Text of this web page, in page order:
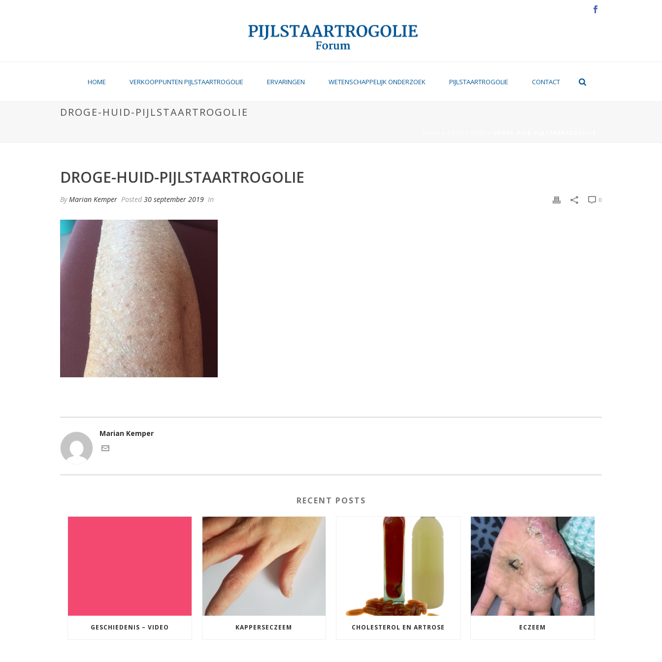
HOME VERKOOPPUNTEN PIJLSTAARTROGOLIE ERVARINGEN WETENSCHAPPELIJK ONDERZOEK PIJLSTAARTROGOLIE CONTACT
DROGE-HUID-PIJLSTAARTROGOLIE
DROGE-HUID-PIJLSTAARTROGOLIE
ByMarian Kemper Posted 30 september 2019 In 0
Marian Kemper
RECENT POSTS
GESCHIEDENIS – VIDEO KAPPERSECZEEM CHOLESTEROL EN ARTROSE ECZEEM